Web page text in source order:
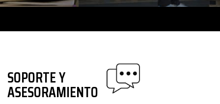
SOPORTE Y
ASESORAMIENTO